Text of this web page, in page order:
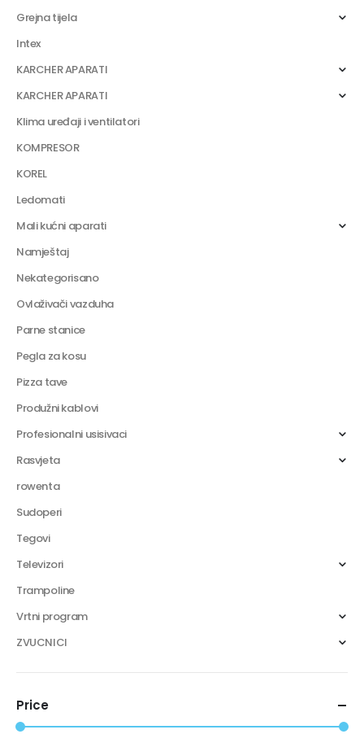
Grejna tijela
Intex
KARCHER APARATI
KARCHER APARATI
Klima uređaji i ventilatori
KOMPRESOR
KOREL
Ledomati
Mali kućni aparati
Namještaj
Nekategorisano
Ovlaživači vazduha
Parne stanice
Pegla za kosu
Pizza tave
Produžni kablovi
Profesionalni usisivaci
Rasvjeta
rowenta
Sudoperi
Tegovi
Televizori
Trampoline
Vrtni program
ZVUCNICI
Price